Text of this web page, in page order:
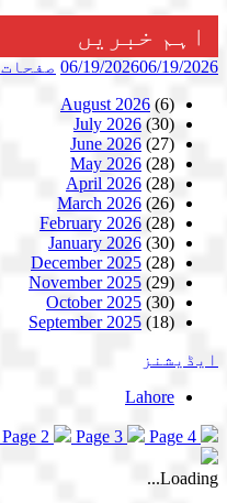
اہم خبریں
06/19/202606/19/2026 صفحات
August 2026 (6)
July 2026 (30)
June 2026 (27)
May 2026 (28)
April 2026 (28)
March 2026 (26)
February 2026 (28)
January 2026 (30)
December 2025 (28)
November 2025 (29)
October 2025 (30)
September 2025 (18)
ایڈیشنز
Lahore
Page 2 Page 3 Page 4
Loading...